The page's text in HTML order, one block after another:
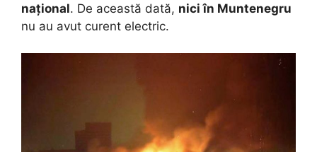
național. De această dată, nici în Muntenegru
nu au avut curent electric.